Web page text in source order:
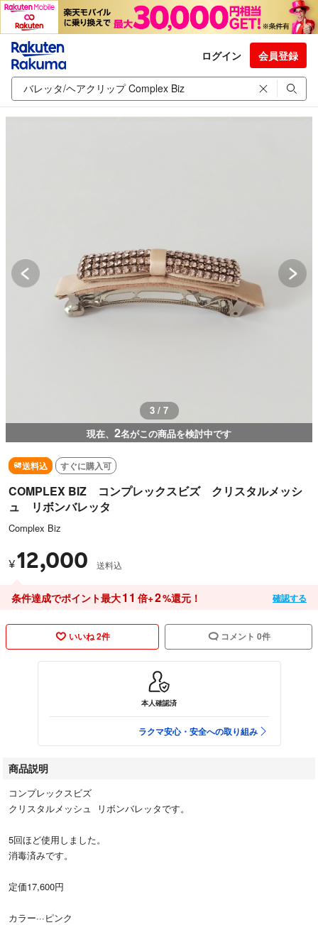
ログイン 会員登録
3 / 7
現在、 2名がこの商品を検討中です
送料込 すぐに購入可
COMPLEX BIZ コンプレックスビズ クリスタルメッシ
ュ リボンバレッタ
Complex Biz
¥12,000 送料込
条件達成でポイント最大11 倍+2%還元！ 確認する
いいね 2件 コメント 0件
本人確認済
ラクマ安心・安全への取り組み
商品説明
コンプレックスビズ
クリスタルメッシュ リボンバレッタです。
5回ほど使用しました。
消毒済みです。
定価17,600円
カラー···ピンク